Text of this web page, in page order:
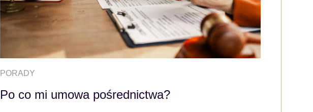
PORADY
Po co mi umowa pośrednictwa?